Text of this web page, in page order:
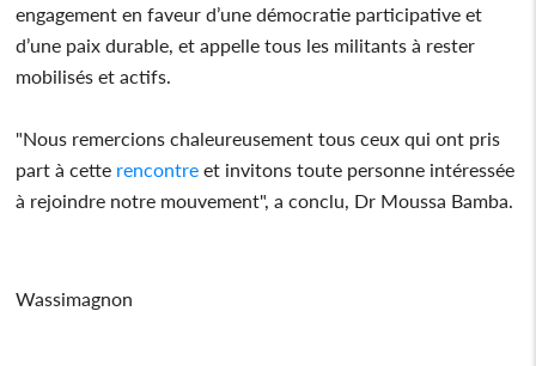
engagement en faveur d’une démocratie participative et
d’une paix durable, et appelle tous les militants à rester
mobilisés et actifs.
"Nous remercions chaleureusement tous ceux qui ont pris
part à cette rencontre et invitons toute personne intéressée
à rejoindre notre mouvement", a conclu, Dr Moussa Bamba.
Wassimagnon